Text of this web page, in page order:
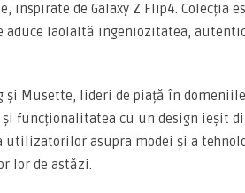
inspirate de Galaxy Z Flip4. Colecția
laolaltă ingeniozitatea,
și Musette, lideri de piață în
funcționalitatea cu un design ieșit
utilizatorilor asupra modei și a
lor de astăzi.